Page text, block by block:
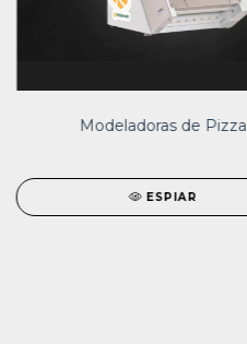
Modeladoras de Pizza
ESPIAR